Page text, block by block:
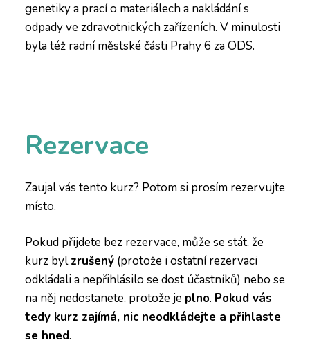
genetiky a prací o materiálech a nakládání s
odpady ve zdravotnických zařízeních. V minulosti
byla též radní městské části Prahy 6 za ODS.
Rezervace
Zaujal vás tento kurz? Potom si prosím rezervujte
místo.
Pokud přijdete bez rezervace, může se stát, že
kurz bylzrušený(protože i ostatní rezervaci
odkládali a nepřihlásilo se dost účastníků) nebo se
na něj nedostanete, protože je plno. Pokud vás
tedy kurz zajímá, nic neodkládejte a přihlaste
se hned.